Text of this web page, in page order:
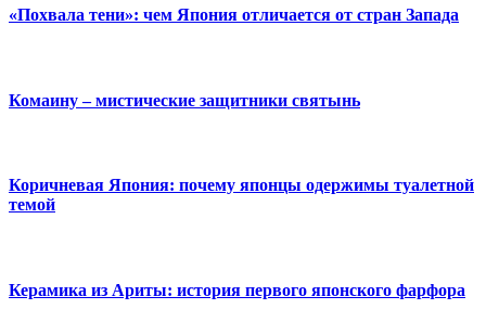
«Похвала тени»: чем Япония отличается от стран Запада
Комаину – мистические защитники святынь
Коричневая Япония: почему японцы одержимы туалетной
темой
Керамика из Ариты: история первого японского фарфора